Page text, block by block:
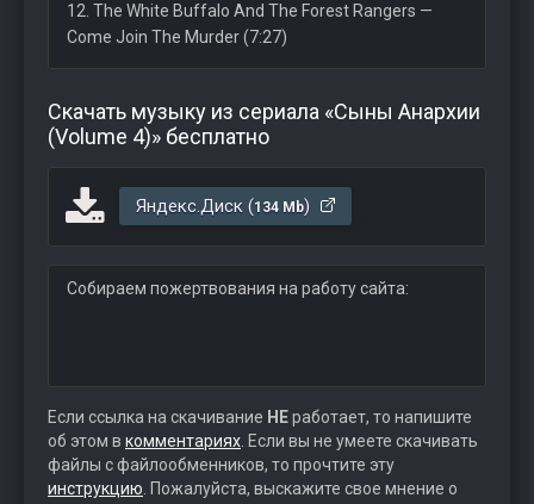
12. The White Buffalo And The Forest Rangers —
Come Join The Murder (7:27)
Скачать музыку из сериала «Сыны Анархии
(Volume 4)» бесплатно
Яндекс.Диск (134 Mb)
Собираем пожертвования на работу сайта:
Если ссылка на скачивание НЕработает, то напишите
об этом в комментариях . Если вы не умеете скачивать
файлы с файлообменников, то прочтите эту
инструкцию . Пожалуйста, выскажите свое мнение о